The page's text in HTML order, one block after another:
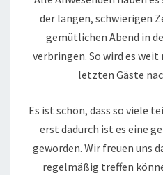
der langen, schwierigen
gemütlichen Abend in
verbringen. So wird es
letzten Gäste
Es ist schön, dass so viele
erst dadurch ist es eine
geworden. Wir freuen uns
regelmäßig treffen